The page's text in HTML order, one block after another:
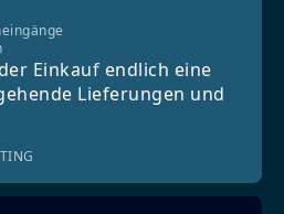
Einkauf endlich eine
Lieferungen und